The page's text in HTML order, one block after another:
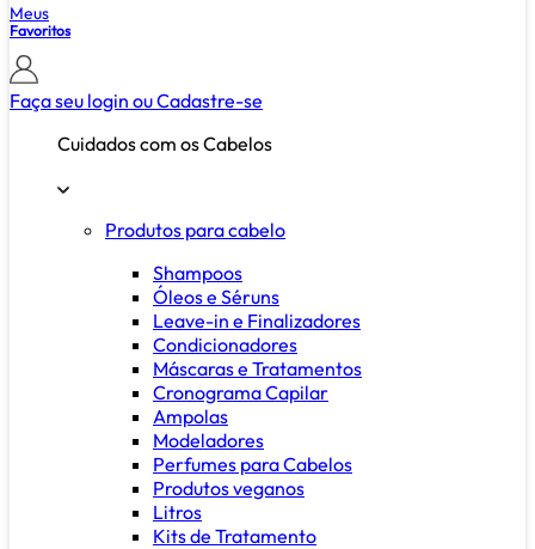
Meus
Favoritos
Faça seu login ouCadastre-se
Cuidados com os Cabelos
Produtos para cabelo
Shampoos
Óleos e Séruns
Leave-in e Finalizadores
Condicionadores
Máscaras e Tratamentos
Cronograma Capilar
Ampolas
Modeladores
Perfumes para Cabelos
Produtos veganos
Litros
Kits de Tratamento